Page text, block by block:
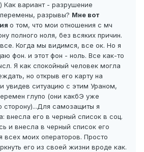
Как вариант - разрушение
разрывы? Мне вот
о том, что мои отношения с мч
полного ноля, без всяких причин.
Когда мы видимся, все ок. Но я
фон. и этот фон - ноль. Все как-то
Я как спокойный человек могла
но открыв его карту на
увидев ситуацию с этим Ураном,
глупо (они какбЭ уже
сторону)...Для самозащиты я
внесла его в черный список в соц.
и внесла в черный список его
всех моих операторов. Просто
его из своей жизни вроде как.